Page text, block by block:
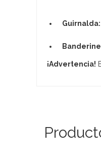
Guirnalda:
¡Advertencia!